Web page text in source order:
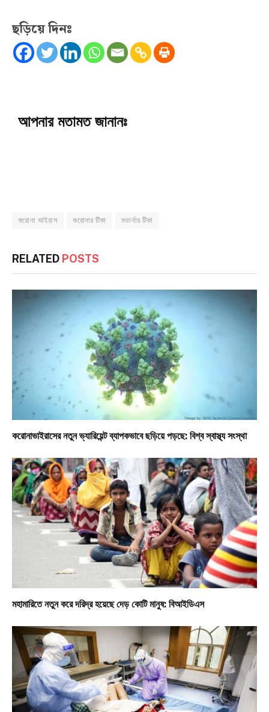
ছড়িয়ে দিনঃ
আপনার মতামত জানানঃ
করোনা ভাইরাস করোনার টিকা মডার্নার ‍টিকা
RELATED POSTS
করোনাভাইরাসের নতুন ভ্যারিয়েন্ট ব্যাপকভাবে ছড়িয়ে পড়ছে: বিশ্ব স্বাস্থ্য সংস্থা
মহামারিতে নতুন করে দরিদ্র হয়েছে দেড় কোটি মানুষ: বিআইডিএস